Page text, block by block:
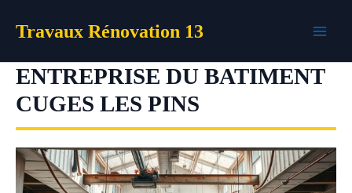
Travaux Rénovation 13
ENTREPRISE DU BATIMENT
CUGES LES PINS